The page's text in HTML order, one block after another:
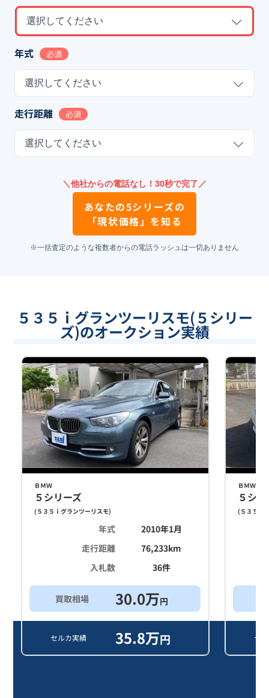
選択してください
年式 必須
選択してください
走行距離 必須
選択してください
＼他社からの電話なし！30秒で完了／
あなたの5シリーズの
「現状価格」を知る
※一括査定のような複数者からの電話ラッシュは一切ありません
５３５ｉグランツーリスモ(５シリー
ズ)のオークション実績
ＢＭＷ
５シリーズ
( ５３５ｉグランツーリスモ)
年式
2010年1月
走行距離
76,233km
入札数
36件
買取相場 30.0万円
セルカ実績 35.8万円
ＢＭＷ
５シ
( ５３５ｉ
セ